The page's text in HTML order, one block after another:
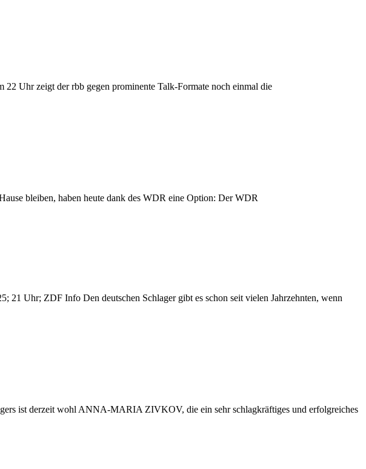
Uhr zeigt der rbb gegen prominente Talk-Formate noch einmal die
bleiben, haben heute dank des WDR eine Option: Der WDR
Uhr; ZDF Info Den deutschen Schlager gibt es schon seit vielen Jahrzehnten, wenn
ist derzeit wohl ANNA-MARIA ZIVKOV, die ein sehr schlagkräftiges und erfolgreiches